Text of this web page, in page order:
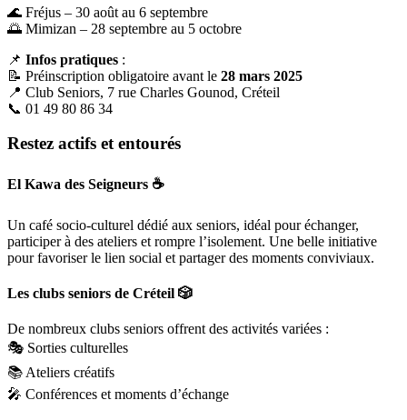
🌊 Fréjus – 30 août au 6 septembre
🌅 Mimizan – 28 septembre au 5 octobre
📌 Infos pratiques :
📝 Préinscription obligatoire avant le 28 mars 2025
📍 Club Seniors, 7 rue Charles Gounod, Créteil
📞 01 49 80 86 34
Restez actifs et entourés
El Kawa des Seigneurs ☕
Un café socio-culturel dédié aux seniors, idéal pour échanger,
participer à des ateliers et rompre l’isolement. Une belle initiative
pour favoriser le lien social et partager des moments conviviaux.
Les clubs seniors de Créteil 🎲
De nombreux clubs seniors offrent des activités variées :
🎭 Sorties culturelles
📚 Ateliers créatifs
🎤 Conférences et moments d’échange